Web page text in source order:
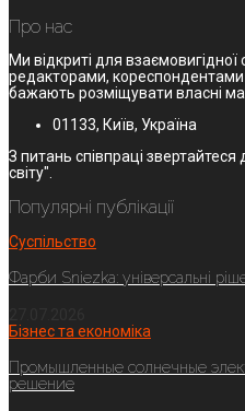
Про нас
Ми відкриті для взаємовигідної
редакторами,
бажають розміщувати власні
01133, Київ, Україна
З питань співпраці звертайтеся
світу".
Популярні публікації
Суспільство
Фарби Sniezka: універсальні
Бізнес та економіка
Промышленные солнечные
решение